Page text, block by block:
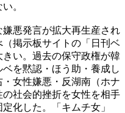
。
悪発言が拡大再生産され
掲示板サイトの「日刊ベ
い。過去の保守政権が韓
を黙認・ほう助・養成し
女性嫌悪・反湖南（ホナ
社会的挫折を女性を相手
化した。「キムチ女」